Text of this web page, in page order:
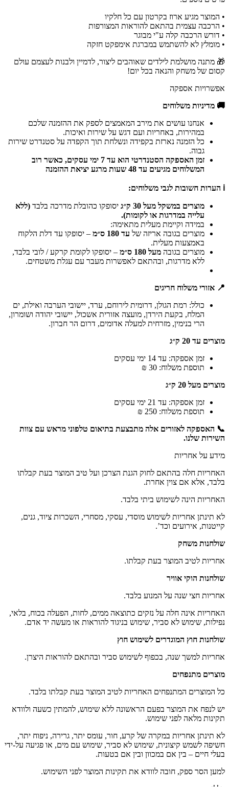
• המוצר מגיע ארוז בקרטון עם כל חלקיו
• הרכבה עצמית בהתאם להוראות המצורפות
• דורש הרכבה קלה ע"י מבוגר
• מומלץ לא להשתמש במברגת אימפקט חזקה
🎁 מתנה מושלמת לילדים שאוהבים ליצור, לדמיין ולבנות לעצמם עולם
קסום של משחק והנאה בכל יום!
אפשרויות אספקה
🚚 מדיניות משלוחים
אנחנו עושים את מירב המאמצים לספק את ההזמנה שלכם
במהירות, באחריות ועם דגש על שירות ואיכות.
כל הזמנה נארזת בקפידה ונשלחת תוך הקפדה על סטנדרט שירות
גבוה.
זמן האספקה הסטנדרטי הוא עד 7 ימי עסקים, כאשר רוב
המשלוחים מגיעים עד 48 שעות מרגע יציאת ההזמנה
ℹ️ הערות חשובות לגבי משלוחים:
מוצרים במשקל מעל 30 ק״ג יסופקו כהובלת מדרכה בלבד (ללא
עלייה במדרגות או לקומות).
במידה וקיימת מעלית מתאימה:
מוצרים בגובה אריזה של עד 180 ס״מ
– יסופקו עד דלת הלקוח
באמצעות מעלית.
מוצרים בגובה מעל 180 ס״מ
– יסופקו לקומת קרקע / לובי בלבד,
ללא מדרגות, ובהתאם לאפשרות מעבר עם עגלת משטחים.
📍 אזורי משלוח חריגים
כולל: רמת הגולן, דרומית לירוחם, ערד, יישובי הערבה ואילת, ים
המלח, בקעת הירדן, מועצה אזורית אשכול, יישובי יהודה ושומרון,
הרי בנימין, מזרחית למעלה אדומים, דרום הר חברון.
מוצרים עד 20 ק״ג
זמן אספקה: עד 14 ימי עסקים
תוספת משלוח: 30 ₪
מוצרים מעל 20 ק״ג
זמן אספקה: עד 21 ימי עסקים
תוספת משלוח: 250 ₪
📞 האספקה לאזורים אלה מתבצעת בתיאום טלפוני מראש עם צוות
השירות שלנו.
מידע על אחריות
האחריות חלה בהתאם לחוק הגנת הצרכן ועל טיב המוצר בעת קבלתו
בלבד, אלא אם צוין אחרת.
האחריות הינה לשימוש ביתי בלבד.
לא תינתן אחריות לשימוש מוסדי, עסקי, מסחרי, השכרות ציוד, גנים,
קייטנות, אירועים וכד’.
שולחנות משחק
אחריות לטיב המוצר בעת קבלתו.
שולחנות הוקי אוויר
אחריות חצי שנה על המנוע בלבד.
האחריות אינה חלה על נזקים כתוצאה ממים, לחות, הפעלה בכוח, בלאי,
נפילות, שימוש לא סביר, שימוש בניגוד להוראות או מעשה יד אדם.
שולחנות חוץ המוגדרים לשימוש חוץ
אחריות למשך שנה, בכפוף לשימוש סביר ובהתאם להוראות היצרן.
מוצרים מתנפחים
כל המוצרים המתנפחים האחריות לטיב המוצר בעת קבלתו בלבד.
יש לנפח את המוצר בפעם הראשונה ללא שימוש, להמתין כשעה ולוודא
תקינות מלאה לפני שימוש.
לא תינתן אחריות במקרה של קרע, חור, עומס יתר, גרירה, ניפוח יתר,
חשיפה לשמש קיצונית, שימוש לא סביר, שימוש עם מים, או פגיעה על-ידי
בעלי חיים – בין אם במכוון ובין אם בטעות.
למען הסר ספק, חובה לוודא את תקינות המוצר לפני השימוש.